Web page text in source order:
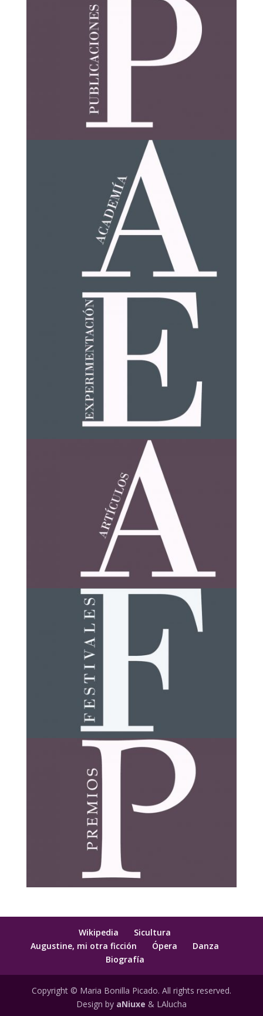
Wikipedia
Sicultura
Augustine, mi otra ficción
Ópera
Danza
Biografía
Copyright © Maria Bonilla Picado. All rights reserved.
Design by aNiuxe & LAlucha